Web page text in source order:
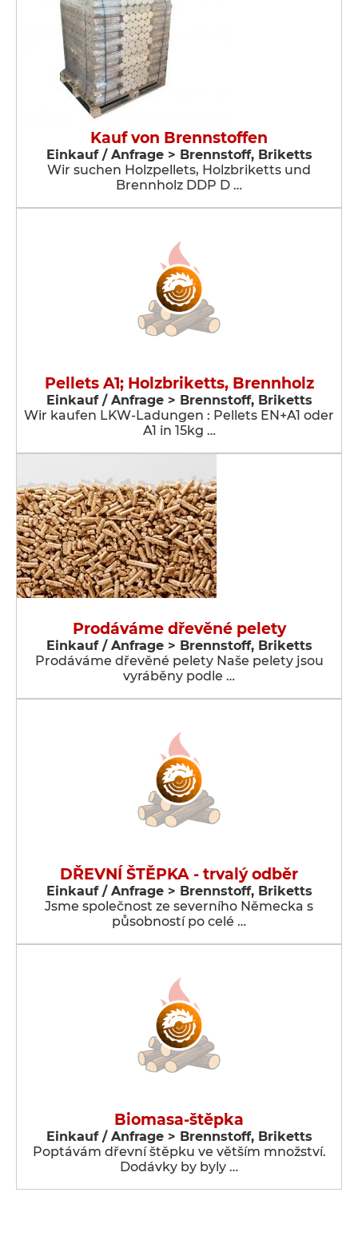
Kauf von Brennstoffen
Einkauf / Anfrage > Brennstoff, Briketts
Wir suchen Holzpellets, Holzbriketts und
Brennholz DDP D …
Pellets A1; Holzbriketts, Brennholz
Einkauf / Anfrage > Brennstoff, Briketts
Wir kaufen LKW-Ladungen : Pellets EN+A1 oder
A1 in 15kg …
Prodáváme dřevěné pelety
Einkauf / Anfrage > Brennstoff, Briketts
Prodáváme dřevěné pelety Naše pelety jsou
vyráběny podle …
DŘEVNÍ ŠTĚPKA - trvalý odběr
Einkauf / Anfrage > Brennstoff, Briketts
Jsme společnost ze severního Německa s
působností po celé …
Biomasa-štěpka
Einkauf / Anfrage > Brennstoff, Briketts
Poptávám dřevní štěpku ve větším množství.
Dodávky by byly …